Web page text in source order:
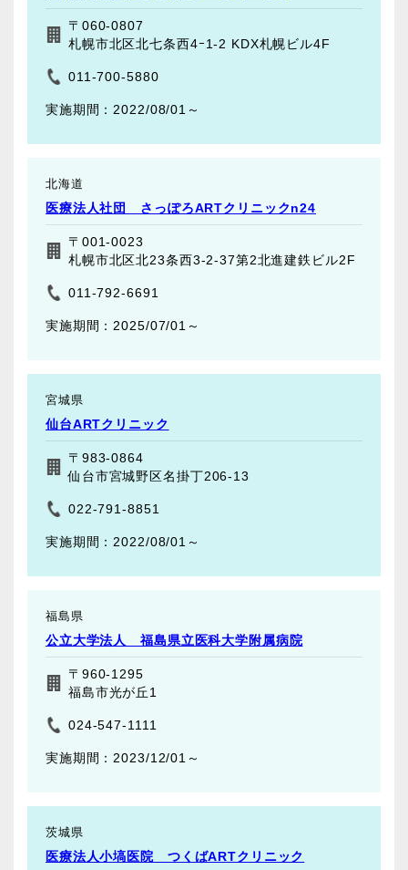
〒060-0807
札幌市北区北七条西4ｰ1-2 KDX札幌ビル4F
011-700-5880
2022/08/01～
北海道
医療法人社団 さっぽろARTクリニックn24
〒001-0023
札幌市北区北23条西3-2-37第2北進建鉄ビル2F
011-792-6691
2025/07/01～
宮城県
仙台ARTクリニック
〒983-0864
仙台市宮城野区名掛丁206-13
022-791-8851
2022/08/01～
福島県
公立大学法人 福島県立医科大学附属病院
〒960-1295
福島市光が丘1
024-547-1111
2023/12/01～
茨城県
医療法人小塙医院 つくばARTクリニック